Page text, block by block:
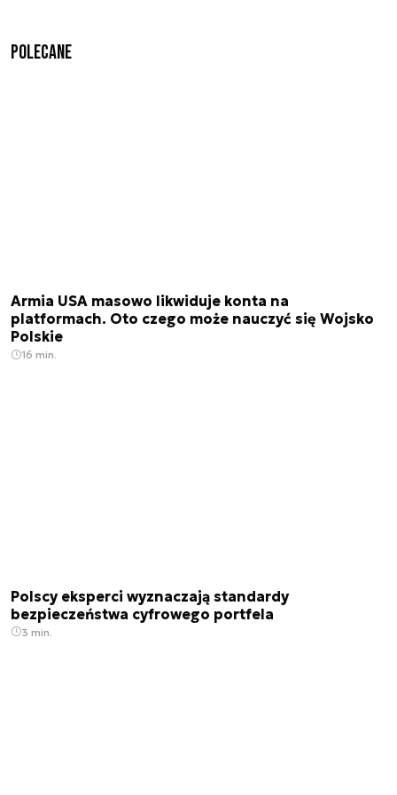
Polecane
Armia USA masowo likwiduje konta na
platformach. Oto czego może nauczyć się Wojsko
Polskie
16 min.
Polscy eksperci wyznaczają standardy
bezpieczeństwa cyfrowego portfela
3 min.